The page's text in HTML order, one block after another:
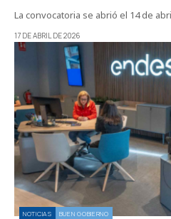
La convocatoria se abrió el 14 de
17 DE ABRIL DE 2026
NOTICIAS BUEN GOBIERNO